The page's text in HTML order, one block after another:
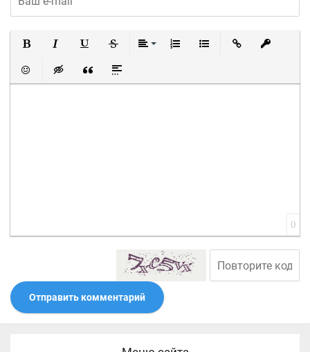
Вставить смайлик
Вставка скрытого текста
Вставка цитаты
Вставка спойлера
0
Отправить комментарий